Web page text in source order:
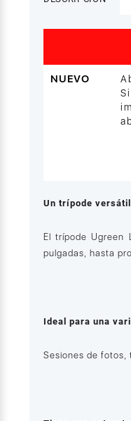
NUEVO
Un trípode
El trípode Ugreen
pulgadas, hasta
Ideal para una
Sesiones de fotos,